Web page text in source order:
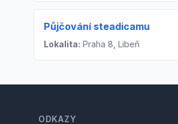
Půjčování steadicamu
Lokalita: Praha 8, Libeň
ODKAZY